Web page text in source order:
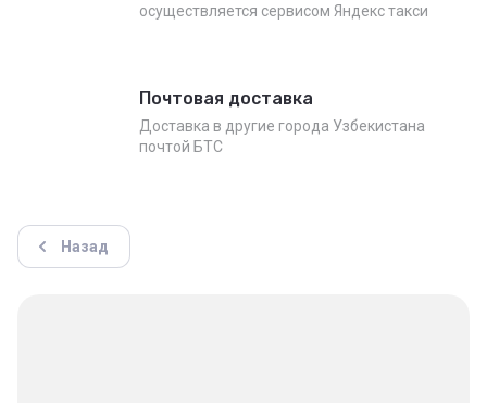
осуществляется сервисом Яндекс такси
Почтовая доставка
Доставка в другие города Узбекистана
почтой БТС
Назад